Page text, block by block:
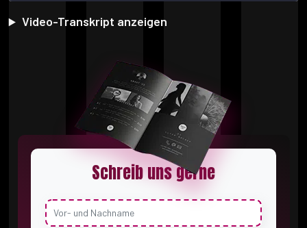
Video-Transkript anzeigen
Schreib uns gerne